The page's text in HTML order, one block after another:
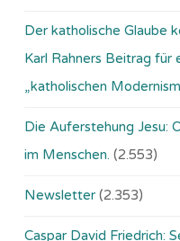
Der katholische Glaube
Karl Rahners Beitrag für
„katholischen
Die Auferstehung Jesu:
im Menschen. (2.553)
Newsletter (2.353)
Caspar David Friedrich: